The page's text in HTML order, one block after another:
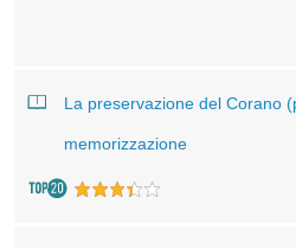
La preservazione del Corano
memorizzazione